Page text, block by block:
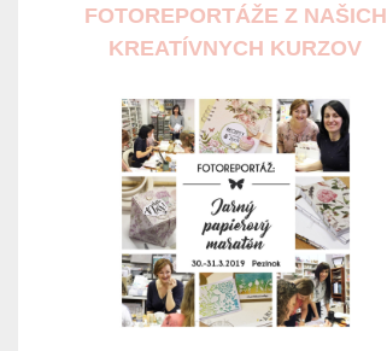
FOTOREPORTÁŽE Z NAŠICH
KREATÍVNYCH KURZOV